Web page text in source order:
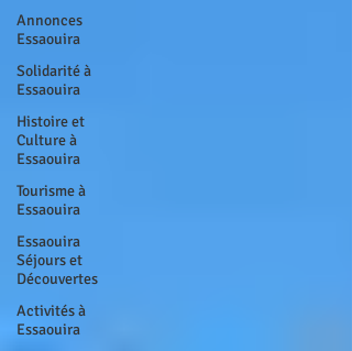
Annonces
Essaouira
Solidarité à
Essaouira
Histoire et
Culture à
Essaouira
Tourisme à
Essaouira
Essaouira
Séjours et
Découvertes
Activités à
Essaouira